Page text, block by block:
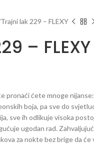
Trajni lak 229 – FLEXY
– FLEXY
pronaći ćete mnoge
boja, pa sve do
sve ih odlikuje visoka
ugodan rad.
za nokte bez brige da